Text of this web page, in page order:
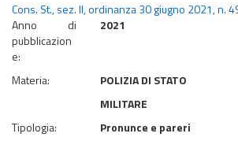
Cons. St., sez. II, ordinanza 30 giugno 2021, n.
Anno di
pubblicazion
e:
2021
Materia:
POLIZIA DI STATO
MILITARE
Tipologia:
Pronunce e pareri